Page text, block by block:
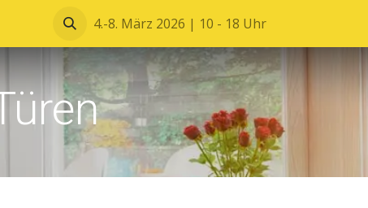
Blätterkatalog4.-8. März 2026 | 10 - 18 Uhr